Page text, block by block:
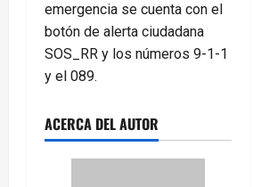
emergencia se cuenta con el
botón de alerta ciudadana
SOS_RR y los números 9-1-1
y el 089.
ACERCA DEL AUTOR